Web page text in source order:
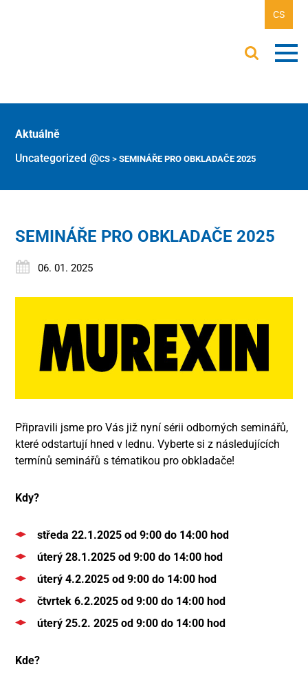
CS
Aktuálně
Uncategorized @cs >SEMINÁŘE PRO OBKLADAČE 2025
SEMINÁŘE PRO OBKLADAČE 2025
06. 01. 2025
Připravili jsme pro Vás již nyní sérii odborných seminářů,
které odstartují hned v lednu. Vyberte si z následujících
termínů seminářů s tématikou pro obkladače!
Kdy?
středa 22.1.2025 od 9:00 do 14:00 hod
úterý 28.1.2025 od 9:00 do 14:00 hod
úterý 4.2.2025 od 9:00 do 14:00 hod
čtvrtek 6.2.2025 od 9:00 do 14:00 hod
úterý 25.2. 2025 od 9:00 do 14:00 hod
Kde?